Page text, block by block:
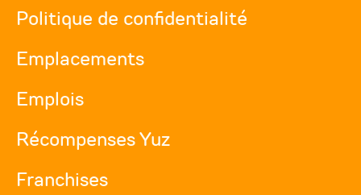
Politique de confidentialité
Emplacements
Emplois
Récompenses Yuz
Franchises